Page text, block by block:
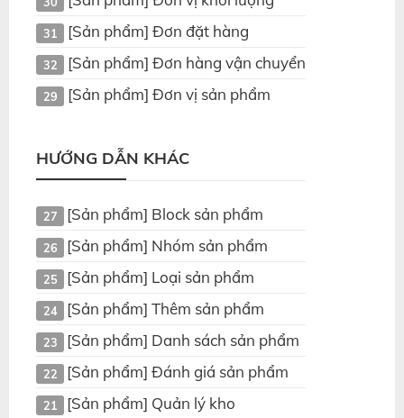
31 [Sản phẩm] Đơn đặt hàng
32 [Sản phẩm] Đơn hàng vận chuyển
29 [Sản phẩm] Đơn vị sản phẩm
HƯỚNG DẪN KHÁC
27 [Sản phẩm] Block sản phẩm
26 [Sản phẩm] Nhóm sản phẩm
25 [Sản phẩm] Loại sản phẩm
24 [Sản phẩm] Thêm sản phẩm
23 [Sản phẩm] Danh sách sản phẩm
22 [Sản phẩm] Đánh giá sản phẩm
21 [Sản phẩm] Quản lý kho